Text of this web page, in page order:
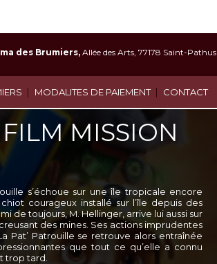
| MODALITES DE PAIEMENT | CONTACT
des Brumiers, Allée des Arts, 77178 Saint-Pathus
MISSION
s’échoue sur une île tropicale encore
courageux installé sur l’île depuis des
de toujours, M. Hellinger, arrive lui aussi sur
des mines. Ses actions imprudentes
Pat’ Patrouille se retrouve alors entraînée
que tout ce qu’elle a connu
trop tard.